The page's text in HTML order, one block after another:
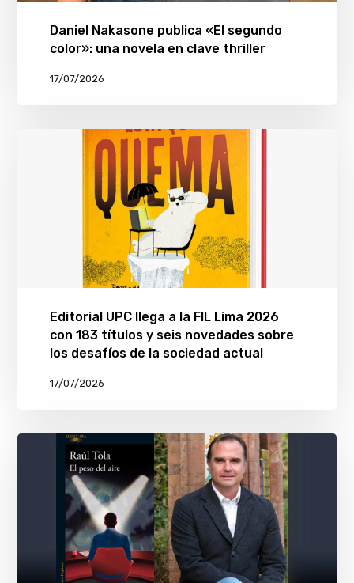
Daniel Nakasone publica «El segundo
color»: una novela en clave thriller
17/07/2026
Editorial UPC llega a la FIL Lima 2026
con 183 títulos y seis novedades sobre
los desafíos de la sociedad actual
17/07/2026